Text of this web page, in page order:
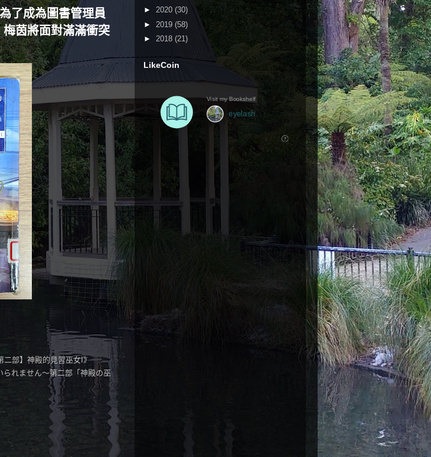
了成為圖書管理員
茵將面對滿滿衝突
二部】神殿的見習巫女I》
られません～第二部「神殿の巫
► 2020 (30)
► 2019 (58)
► 2018 (21)
LikeCoin